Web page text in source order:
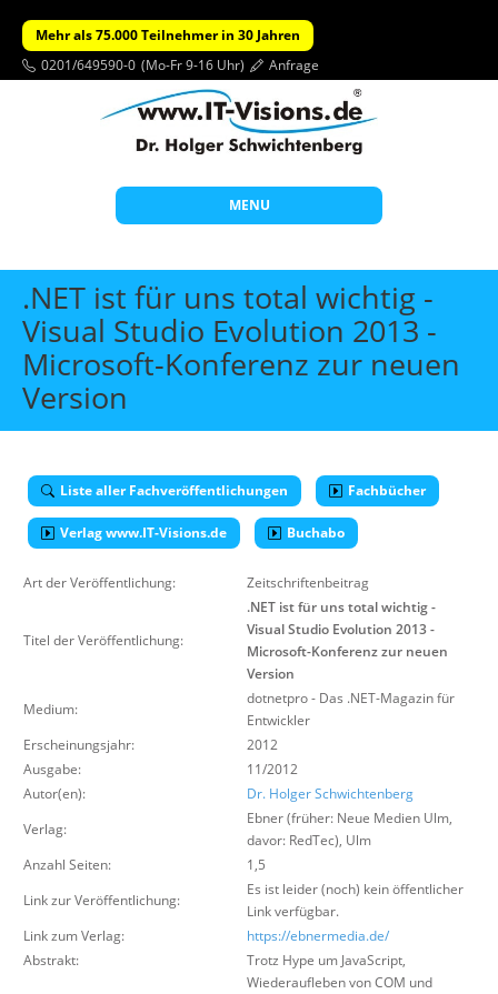
Mehr als 75.000 Teilnehmer in 30 Jahren
0201/649590-0 (Mo-Fr 9-16 Uhr) Anfrage
MENU
Start
Themen
Beratung
Offene Seminare
Wissen
Über uns
Suche
.NET ist für uns total wichtig -
Visual Studio Evolution 2013 -
Microsoft-Konferenz zur neuen
Version
Liste aller Fachveröffentlichungen Fachbücher
Verlag www.IT-Visions.de Buchabo
Art der Veröffentlichung: Zeitschriftenbeitrag
Titel der Veröffentlichung:
.NET ist für uns total wichtig -
Visual Studio Evolution 2013 -
Microsoft-Konferenz zur neuen
Version
Medium:
dotnetpro - Das .NET-Magazin für
Entwickler
Erscheinungsjahr:
2012
Ausgabe:
11/2012
Autor(en):
Dr. Holger Schwichtenberg
Verlag:
Ebner (früher: Neue Medien Ulm,
davor: RedTec), Ulm
Anzahl Seiten:
1,5
Link zur Veröffentlichung:
Es ist leider (noch) kein öffentlicher
Link verfügbar.
Link zum Verlag:
https://ebnermedia.de/
Abstrakt:
Trotz Hype um JavaScript,
Wiederaufleben von COM und